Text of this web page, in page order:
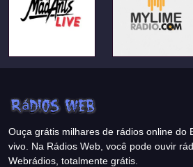
Ouça grátis milhares de rádios online do
vivo. Na Rádios Web, você pode ouvir
Webrádios, totalmente grátis.